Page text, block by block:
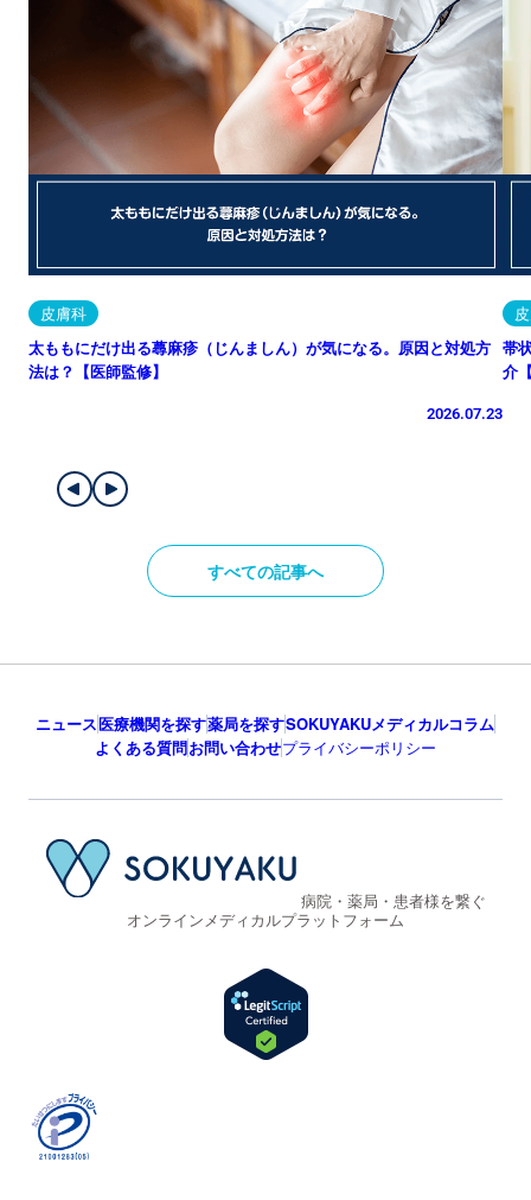
皮膚科
太ももにだけ出る蕁麻疹（じんましん）が気になる。原因と対処方
法は？【医師監修】
2026.07.23
帯
介
すべての記事へ
ニュース医療機関を探す薬局を探すSOKUYAKUメディカルコラム
よくある質問お問い合わせプライバシーポリシー
病院・薬局・患者様を繋ぐ
オンラインメディカルプラットフォーム